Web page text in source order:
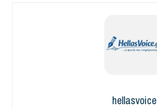
hellasvoice